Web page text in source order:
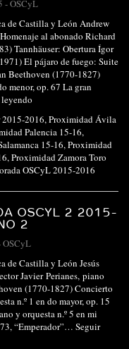
-OSCyL
de Castilla y León Andrew
al abonado Richard
Tannhäuser: Obertura Ígor
El pájaro de fuego: Suite
Beethoven (1770-1827)
menor, op. 67 La gran
2015-2016, Proximidad Ávila
Palencia 15-16,
15-16, Proximidad
, Proximidad Zamora Toro
OSCyL 2015-2016
OSCYL 2 2015-
2
OSCyL
de Castilla y León Jesús
Javier Perianes, piano
(1770-1827) Concierto
n.º 1 en do mayor, op. 15
y orquesta n.º 5 en mi
“Emperador”… Seguir